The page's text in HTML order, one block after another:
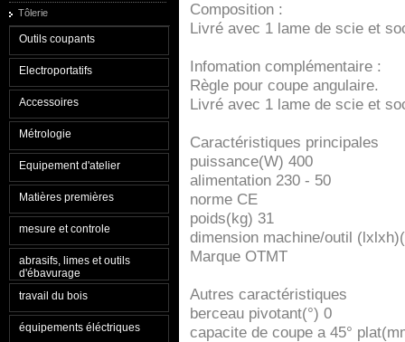
Tôlerie
Outils coupants
Electroportatifs
Accessoires
Métrologie
Equipement d'atelier
Matières premières
mesure et controle
abrasifs, limes et outils
d'ébavurage
travail du bois
équipements éléctriques
Composition :
Livré avec 1 lame de scie et
Infomation complémentaire :
Règle pour coupe angulaire.
Livré avec 1 lame de scie et
Caractéristiques principales
puissance(W) 400
alimentation 230 - 50
norme CE
poids(kg) 31
dimension machine/outil
Marque OTMT
Autres caractéristiques
berceau pivotant(°) 0
capacite de coupe a 45°